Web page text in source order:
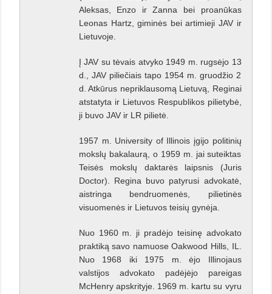
Aleksas, Enzo ir Zanna bei proanūkas
Leonas Hartz, giminės bei artimieji JAV ir
Lietuvoje.
Į JAV su tėvais atvyko 1949 m. rugsėjo 13
d., JAV piliečiais tapo 1954 m. gruodžio 2
d. Atkūrus nepriklausomą Lietuvą, Reginai
atstatyta ir Lietuvos Respublikos pilietybė,
ji buvo JAV ir LR pilietė.
1957 m. University of Illinois įgijo politinių
mokslų bakalaurą, o 1959 m. jai suteiktas
Teisės mokslų daktarės laipsnis (Juris
Doctor). Regina buvo patyrusi advokatė,
aistringa bendruomenės, pilietinės
visuomenės ir Lietuvos teisių gynėja.
Nuo 1960 m. ji pradėjo teisinę advokato
praktiką savo namuose Oakwood Hills, IL.
Nuo 1968 iki 1975 m. ėjo Illinojaus
valstijos advokato padėjėjo pareigas
McHenry apskrityje. 1969 m. kartu su vyru